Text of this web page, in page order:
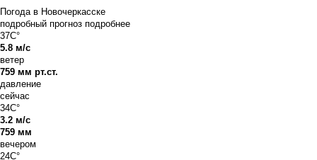
Погода в Новочеркасске
подробный прогноз подробнее
37C°
5.8 м/с
ветер
759 мм рт.ст.
давление
сейчас
34C°
3.2 м/с
759 мм
вечером
24C°